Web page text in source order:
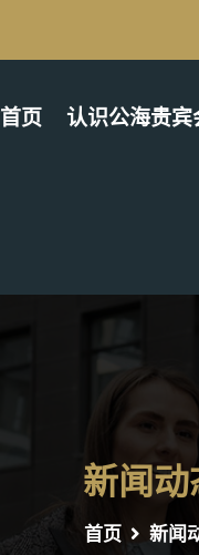
页 认识公海贵
新闻动
首页 新闻